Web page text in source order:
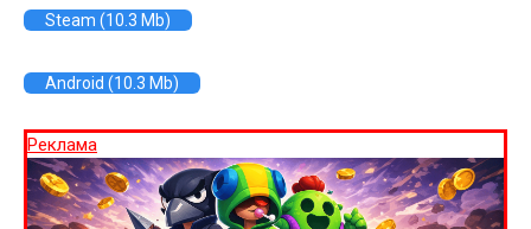
Steam (10.3 Mb)
Android (10.3 Mb)
Реклама